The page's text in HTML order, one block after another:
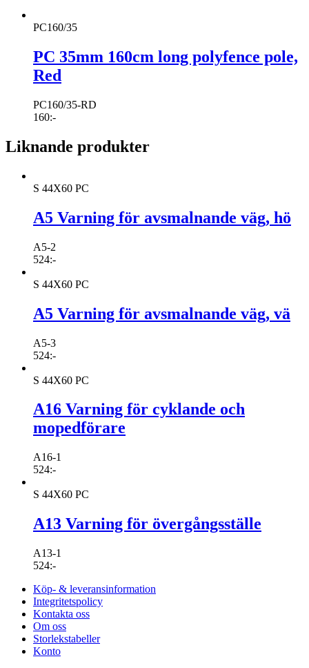
PC160/35
PC 35mm 160cm long polyfence pole,
Red
PC160/35-RD
160:-
Liknande produkter
S 44X60 PC
A5 Varning för avsmalnande väg, hö
A5-2
524:-
S 44X60 PC
A5 Varning för avsmalnande väg, vä
A5-3
524:-
S 44X60 PC
A16 Varning för cyklande och
mopedförare
A16-1
524:-
S 44X60 PC
A13 Varning för övergångsställe
A13-1
524:-
Köp- & leveransinformation
Integritetspolicy
Kontakta oss
Om oss
Storlekstabeller
Konto